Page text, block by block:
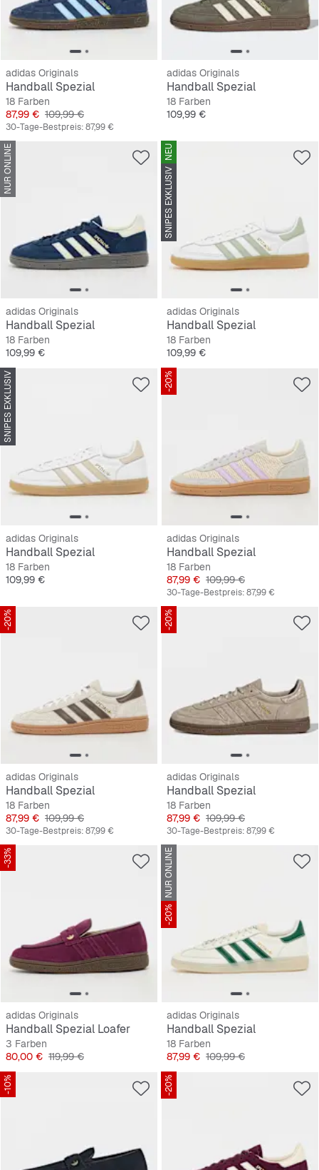
adidas Originals
Handball Spezial
18 Farben
Preis
87,99 € Originalpreis
109,99 €
30-Tage-Bestpreis:87,99 €
adidas Originals
Handball Spezial
18 Farben
Preis
109,99 €
NUR ONLINE
adidas Originals
Handball Spezial
18 Farben
Preis
109,99 €
NEU
SNIPES EXKLUSIV
adidas Originals
Handball Spezial
18 Farben
Preis
109,99 €
SNIPES EXKLUSIV
adidas Originals
Handball Spezial
18 Farben
Preis
109,99 €
-20%
adidas Originals
Handball Spezial
18 Farben
Preis
87,99 € Originalpreis
109,99 €
30-Tage-Bestpreis:87,99 €
-20%
adidas Originals
Handball Spezial
18 Farben
Preis
87,99 € Originalpreis
109,99 €
30-Tage-Bestpreis:87,99 €
-20%
adidas Originals
Handball Spezial
18 Farben
Preis
87,99 € Originalpreis
109,99 €
30-Tage-Bestpreis:87,99 €
-33%
adidas Originals
Handball Spezial Loafer
3 Farben
Preis
80,00 € Originalpreis
119,99 €
NUR ONLINE
-20%
adidas Originals
Handball Spezial
18 Farben
Preis
87,99 € Originalpreis
109,99 €
-10% -20%